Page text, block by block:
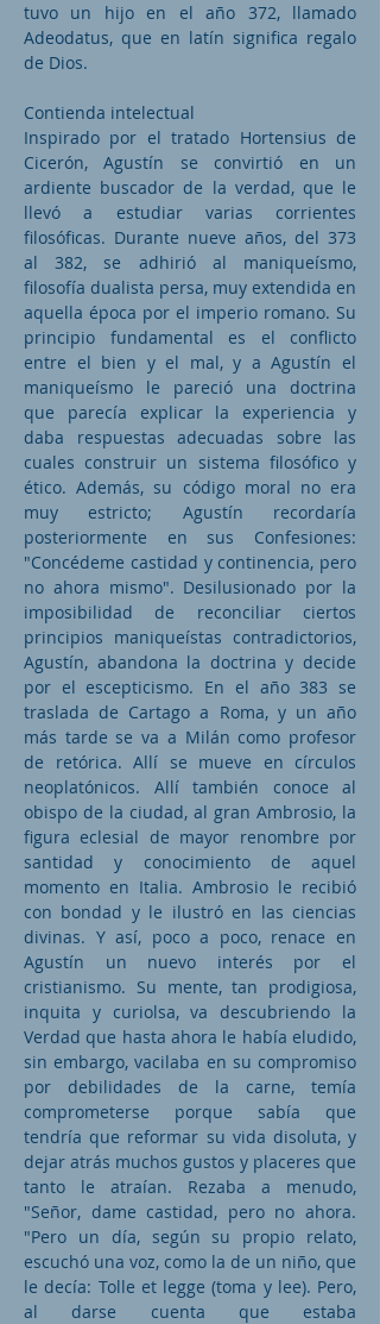
tuvo un hijo en el año 372, llamado
Adeodatus, que en latín significa regalo
de Dios.
Contienda intelectual
Inspirado por el tratado Hortensius de
Cicerón, Agustín se convirtió en un
ardiente buscador de la verdad, que le
llevó a estudiar varias corrientes
filosóficas. Durante nueve años, del 373
al 382, se adhirió al maniqueísmo,
filosofía dualista persa, muy extendida en
aquella época por el imperio romano. Su
principio fundamental es el conflicto
entre el bien y el mal, y a Agustín el
maniqueísmo le pareció una doctrina
que parecía explicar la experiencia y
daba respuestas adecuadas sobre las
cuales construir un sistema filosófico y
ético. Además, su código moral no era
muy estricto; Agustín recordaría
posteriormente en sus Confesiones:
"Concédeme castidad y continencia, pero
no ahora mismo". Desilusionado por la
imposibilidad de reconciliar ciertos
principios maniqueístas contradictorios,
Agustín, abandona la doctrina y decide
por el escepticismo. En el año 383 se
traslada de Cartago a Roma, y un año
más tarde se va a Milán como profesor
de retórica. Allí se mueve en círculos
neoplatónicos. Allí también conoce al
obispo de la ciudad, al gran Ambrosio, la
figura eclesial de mayor renombre por
santidad y conocimiento de aquel
momento en Italia. Ambrosio le recibió
con bondad y le ilustró en las ciencias
divinas. Y así, poco a poco, renace en
Agustín un nuevo interés por el
cristianismo. Su mente, tan prodigiosa,
inquita y curiolsa, va descubriendo la
Verdad que hasta ahora le había eludido,
sin embargo, vacilaba en su compromiso
por debilidades de la carne, temía
comprometerse porque sabía que
tendría que reformar su vida disoluta, y
dejar atrás muchos gustos y placeres que
tanto le atraían. Rezaba a menudo,
"Señor, dame castidad, pero no ahora.
"Pero un día, según su propio relato,
escuchó una voz, como la de un niño, que
le decía: Tolle et legge (toma y lee). Pero,
al darse cuenta que estaba